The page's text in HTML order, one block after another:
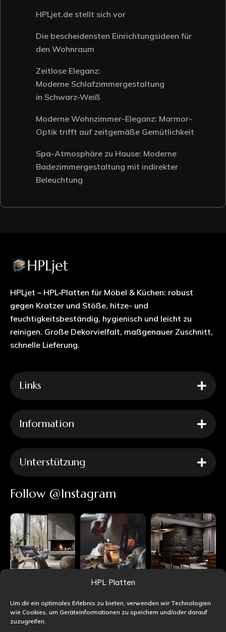
HPL Platten
Um dir ein optimales Erlebnis zu bieten, verwenden wir Technologien
wie Cookies, um Geräteinformationen zu speichern und/oder darauf
zuzugreifen.
HPLjet.de stellt sich vor
Die bescheidensten Einrichtungsideen für
den Wohnraum
Zeitlose Eleganz:
Moderne Schlafzimmergestaltung
in Schwarz-Weiß
Moderne Wohnzimmer-Eleganz: Marmor-
Optik trifft auf zeitgemäße Gemütlichkeit
Spa-Atmosphäre zu Hause: Moderne
Badezimmergestaltung mit indirekter
Beleuchtung
HPLjet – HPL‑Platten für Möbel & Küchen: robust
gegen Kratzer und Stöße, hitze- und
feuchtigkeitsbeständig, hygienisch und leicht zu
reinigen. Große Dekorvielfalt, maßgenauer Zuschnitt,
schnelle Lieferung.
Links
Information
Unterstützung
Follow @Instagram